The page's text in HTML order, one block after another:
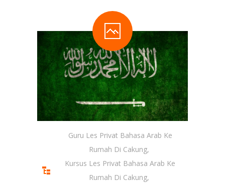
Guru Les Privat Bahasa Arab Ke
Rumah Di Cakung,
Kursus Les Privat Bahasa Arab Ke
Rumah Di Cakung,